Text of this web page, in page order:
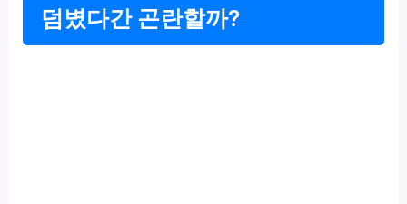
덤볐다간 곤란할까?